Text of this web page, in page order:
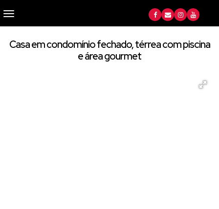
Casa em condomínio fechado, térrea com piscina
e área gourmet